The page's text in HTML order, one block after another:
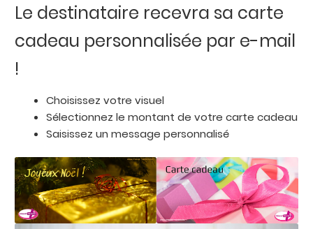
Le destinataire recevra sa carte
cadeau personnalisée par e-mail
!
Choisissez votre visuel
Sélectionnez le montant de votre carte cadeau
Saisissez un message personnalisé